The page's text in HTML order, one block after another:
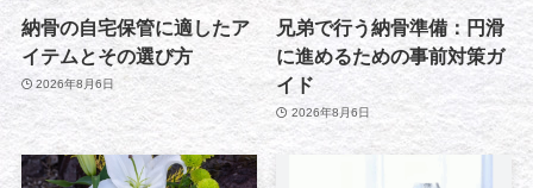
納骨の自宅保管に適したア
イテムとその選び方
2026年8月6日
兄弟で行う納骨準備：円滑
に進めるための事前対策ガ
イド
2026年8月6日